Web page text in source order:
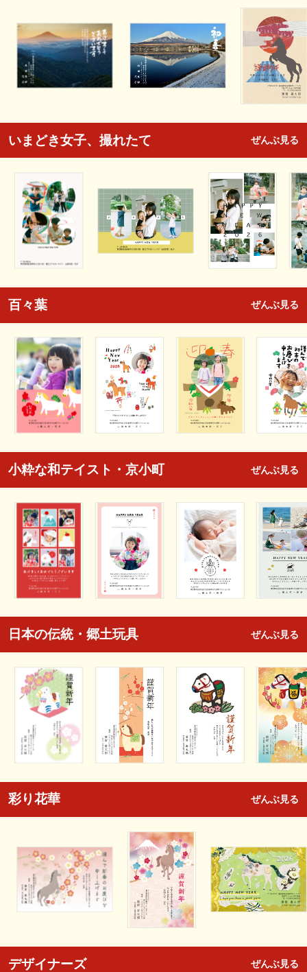
いまどき女子、撮れたて ぜんぶ見る
百々葉 ぜんぶ見る
小粋な和テイスト・京小町 ぜんぶ見る
日本の伝統・郷土玩具 ぜんぶ見る
彩り花華 ぜんぶ見る
デザイナーズ ぜんぶ見る